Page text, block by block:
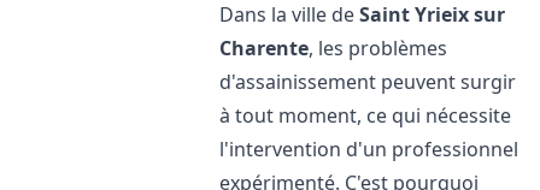
Dans la ville deSaint Yrieix sur
Charente, les problèmes
d'assainissement peuvent surgir
à tout moment, ce qui nécessite
l'intervention d'un professionnel
expérimenté. C'est pourquoi